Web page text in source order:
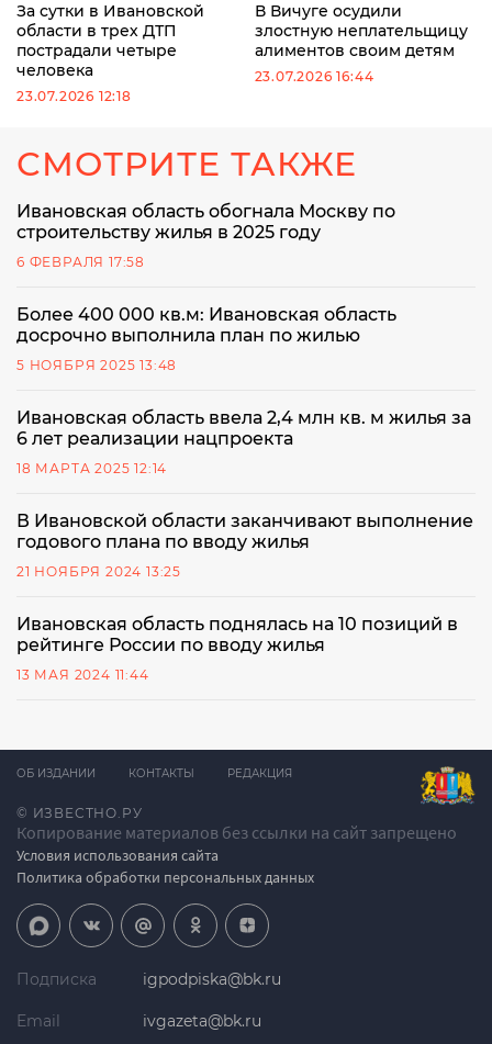
За сутки в Ивановской
области в трех ДТП
пострадали четыре
человека
23.07.2026 12:18
В Вичуге осудили
злостную неплательщицу
алиментов своим детям
23.07.2026 16:44
СМОТРИТЕ ТАКЖЕ
Ивановская область обогнала Москву по
строительству жилья в 2025 году
6 ФЕВРАЛЯ 17:58
Более 400 000 кв.м: Ивановская область
досрочно выполнила план по жилью
5 НОЯБРЯ 2025 13:48
Ивановская область ввела 2,4 млн кв. м жилья за
6 лет реализации нацпроекта
18 МАРТА 2025 12:14
В Ивановской области заканчивают выполнение
годового плана по вводу жилья
21 НОЯБРЯ 2024 13:25
Ивановская область поднялась на 10 позиций в
рейтинге России по вводу жилья
13 МАЯ 2024 11:44
© ИЗВЕСТНО.РУ
Копирование материалов без ссылки на сайт запрещено
Условия использования сайта
Политика обработки персональных данных
ОБ ИЗДАНИИ КОНТАКТЫ РЕДАКЦИЯ
Подписка igpodpiska@bk.ru
Email ivgazeta@bk.ru